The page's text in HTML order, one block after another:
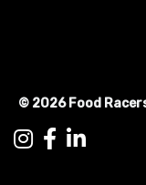
© 2026 Food